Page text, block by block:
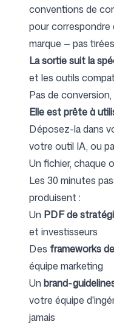
conventions de
pour
marque — pas
La sortie suit la
et les outils
Pas de
Elle est prête à
Déposez-la dans
votre outil IA, ou
Un fichier, chaque
Les 30 minutes
produisent :
Un PDF de
et investisseurs
Des frameworks
équipe marketing
Unbrand-
votre équipe
jamais